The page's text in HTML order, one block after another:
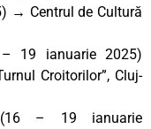
→ Centrul de Cultură
19 ianuarie 2025)
Croitorilor”, Cluj-
(16 – 19 ianuarie